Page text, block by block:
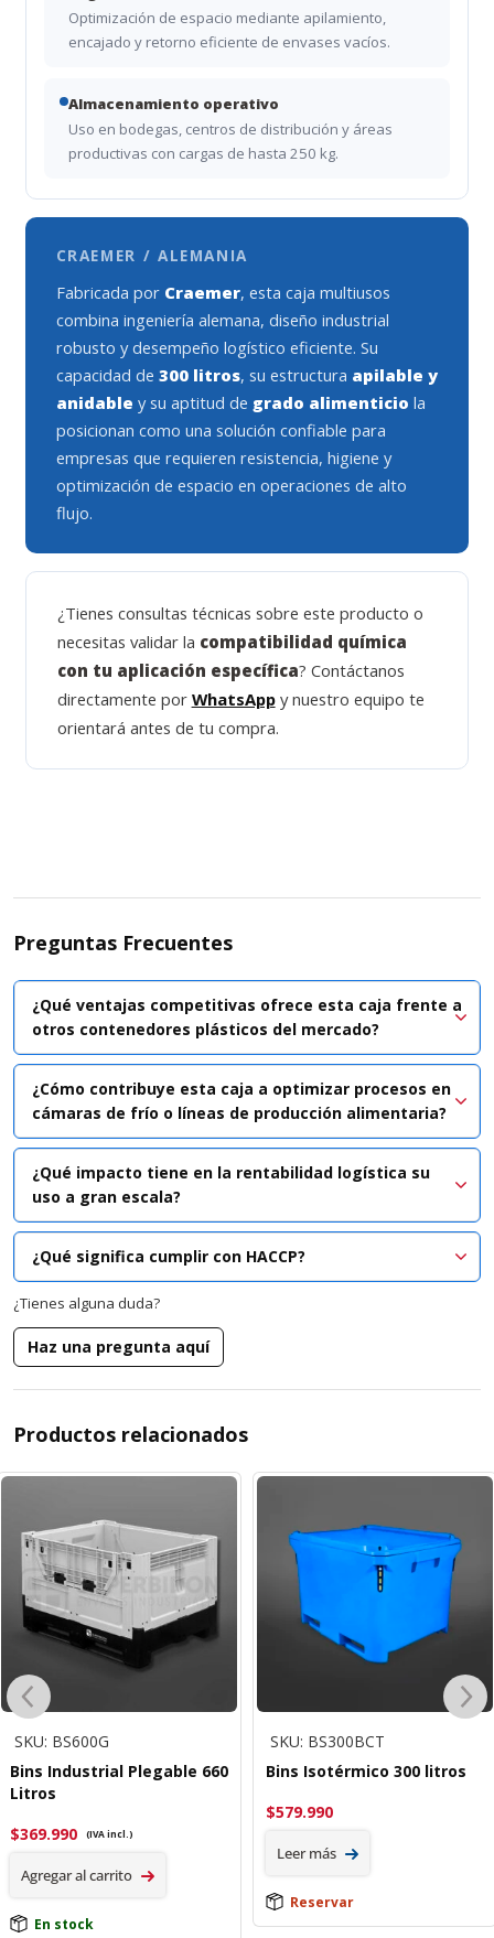
Optimización de espacio mediante apilamiento,
encajado y retorno eficiente de envases vacíos.
Almacenamiento operativo
Uso en bodegas, centros de distribución y áreas
productivas con cargas de hasta 250 kg.
CRAEMER / ALEMANIA
Fabricada por Craemer, esta caja multiusos
combina ingeniería alemana, diseño industrial
robusto y desempeño logístico eficiente. Su
capacidad de 300 litros, su estructura apilable y
anidable y su aptitud de grado alimenticio la
posicionan como una solución confiable para
empresas que requieren resistencia, higiene y
optimización de espacio en operaciones de alto
flujo.
¿Tienes consultas técnicas sobre este producto o
necesitas validar la compatibilidad química
con tu aplicación específica? Contáctanos
directamente por WhatsAppy nuestro equipo te
orientará antes de tu compra.
Preguntas Frecuentes
¿Qué ventajas competitivas ofrece esta caja frente a
otros contenedores plásticos del mercado?
¿Cómo contribuye esta caja a optimizar procesos en
cámaras de frío o líneas de producción alimentaria?
¿Qué impacto tiene en la rentabilidad logística su
uso a gran escala?
¿Qué significa cumplir con HACCP?
¿Tienes alguna duda?
Haz una pregunta aquí
Productos relacionados
SKU: BS600G
Bins Industrial Plegable 660
Litros
$369.990 (IVA incl.)
Agregar al carrito
En stock
SKU: BS300BCT
Bins Isotérmico 300 litros
$579.990
Leer más
Reservar